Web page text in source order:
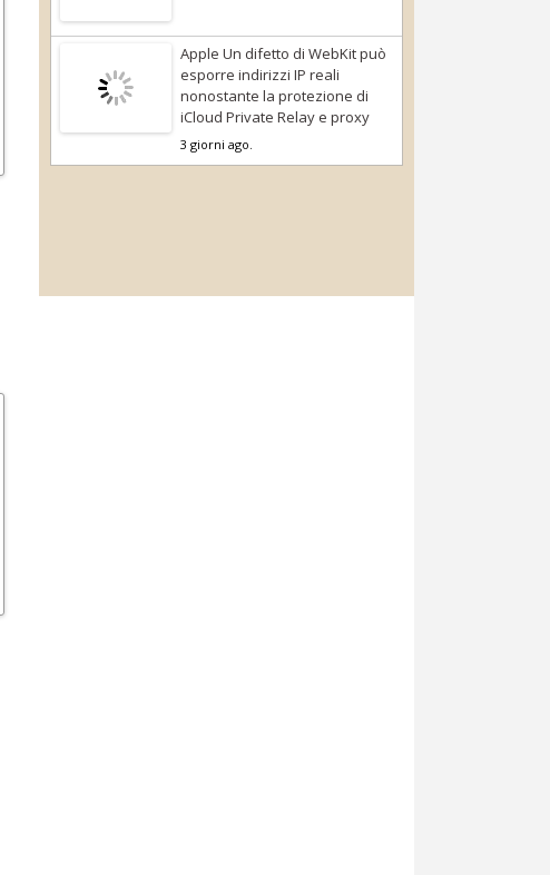
Apple Un difetto di WebKit può
esporre indirizzi IP reali
nonostante la protezione di
iCloud Private Relay e proxy
3 giorni ago.